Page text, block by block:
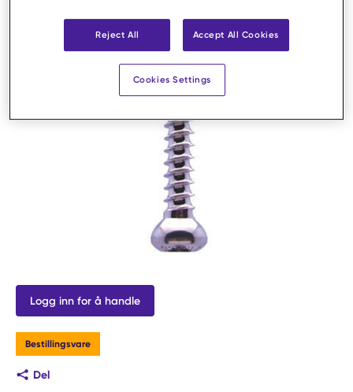
Logg inn for å handle
Bestillingsvare
Del
Reject All Accept All Cookies
Cookies Settings